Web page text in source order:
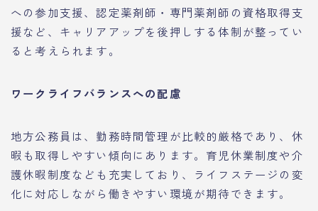
への参加支援、認定薬剤師・専門薬剤師の資格取得支
援など、キャリアアップを後押しする体制が整ってい
ると考えられます。
ワークライフバランスへの配慮
地方公務員は、勤務時間管理が比較的厳格であり、休
暇も取得しやすい傾向にあります。育児休業制度や介
護休暇制度なども充実しており、ライフステージの変
化に対応しながら働きやすい環境が期待できます。